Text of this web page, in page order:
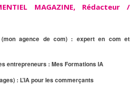
MAGAZINE, Rédacteur /
(mon agence de com) : expert en com et
entrepreneurs : Mes Formations IA
: L’IA pour les commerçants